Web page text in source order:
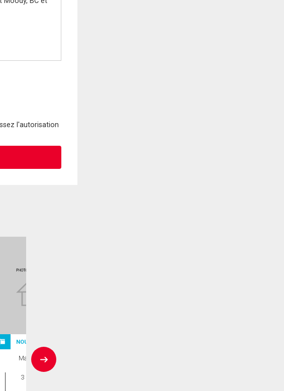
l'autorisation
NOUVELLE INSCRIPTION
Maison en
rangée
3 CAC , 2